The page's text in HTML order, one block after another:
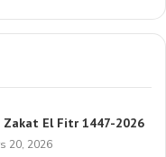
Zakat El Fitr 1447-2026
20, 2026